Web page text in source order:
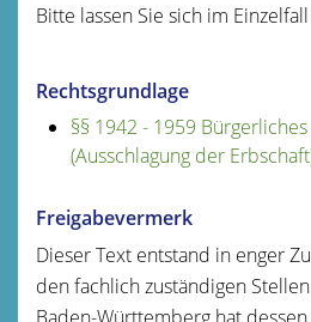
Bitte lassen Sie sich im
Rechtsgrundlage
§§ 1942 - 1959
(Ausschlagung der
Freigabevermerk
Dieser Text entstand in enger
den fachlich zuständigen